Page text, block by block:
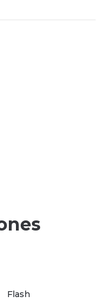
Flash